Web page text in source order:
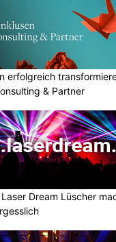
erfolgreich
& Partner
Dream Lüscher